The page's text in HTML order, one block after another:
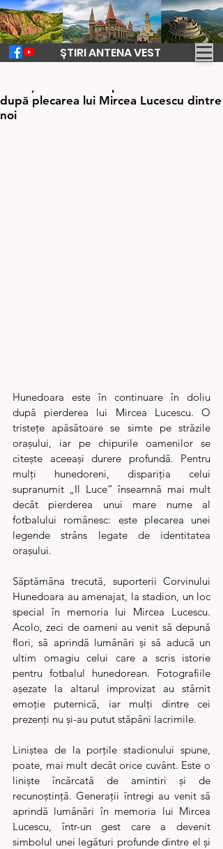
ȘTIRI ANTENA VEST
după plecarea lui Mircea Lucescu dintre
noi
Hunedoara este în continuare în doliu
după pierderea lui Mircea Lucescu. O
tristețe apăsătoare se simte pe străzile
orașului, iar pe chipurile oamenilor se
citește aceeași durere profundă. Pentru
mulți hunedoreni, dispariția celui
supranumit „Il Luce” înseamnă mai mult
decât pierderea unui mare nume al
fotbalului românesc: este plecarea unei
legende strâns legate de identitatea
orașului.
Săptămâna trecută, suporterii Corvinului
Hunedoara au amenajat, la stadion, un loc
special în memoria lui Mircea Lucescu.
Acolo, zeci de oameni au venit să depună
flori, să aprindă lumânări și să aducă un
ultim omagiu celui care a scris istorie
pentru fotbalul hunedorean. Fotografiile
așezate la altarul improvizat au stârnit
emoție puternică, iar mulți dintre cei
prezenți nu și-au putut stăpâni lacrimile.
Liniștea de la porțile stadionului spune,
poate, mai mult decât orice cuvânt. Este o
liniște încărcată de amintiri și de
recunoștință. Generații întregi au venit să
aprindă lumânări în memoria lui Mircea
Lucescu, într-un gest care a devenit
simbolul unei legături profunde dintre el și